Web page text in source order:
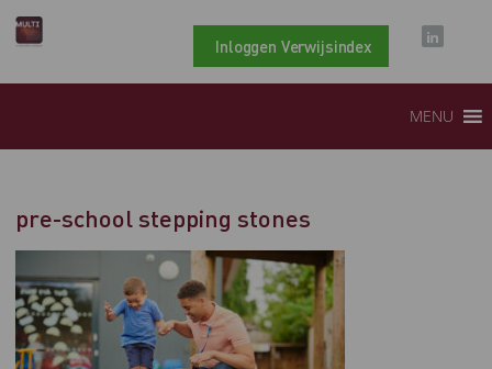
Inloggen Verwijsindex
MENU
pre-school stepping stones